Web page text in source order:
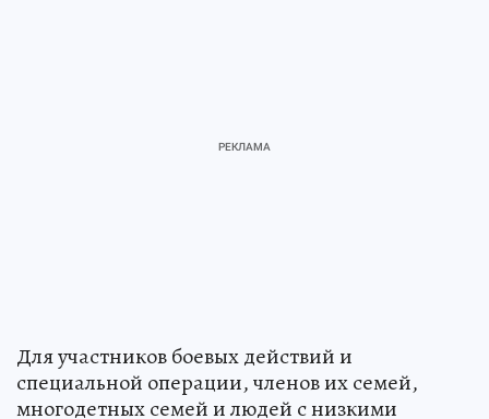
Для участников боевых действий и
специальной операции, членов их семей,
многодетных семей и людей с низкими